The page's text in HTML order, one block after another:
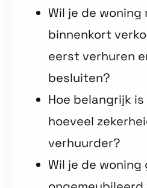
Wil je de woning
binnenkort
eerst verhuren
besluiten?
Hoe belangrijk
hoeveel
verhuurder?
Wil je de